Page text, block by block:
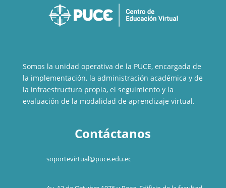
Somos la unidad operativa de la PUCE, encargada de
la implementación, la administración académica y de
la infraestructura propia, el seguimiento y la
evaluación de la modalidad de aprendizaje virtual.
Contáctanos
soportevirtual@puce.edu.ec